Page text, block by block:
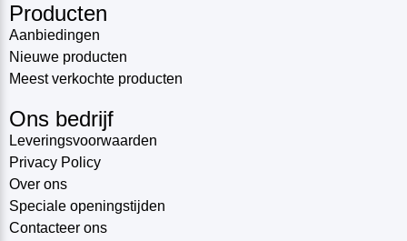
Producten
Aanbiedingen
Nieuwe producten
Meest verkochte producten
Ons bedrijf
Leveringsvoorwaarden
Privacy Policy
Over ons
Speciale openingstijden
Contacteer ons